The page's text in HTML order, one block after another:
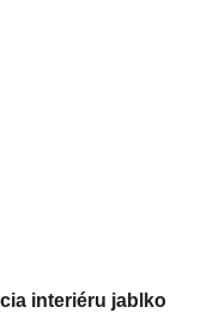
interiéru jablko